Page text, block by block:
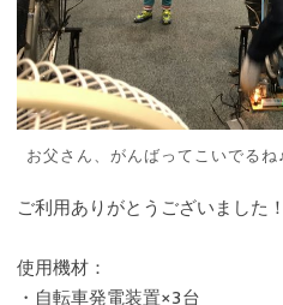
お父さん、がんばってこいでる
ご利用ありがとうございました！
使用機材：
・自転車発電装置×3台